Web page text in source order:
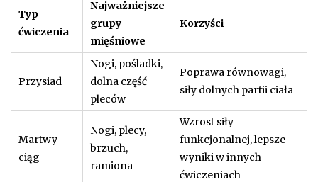
Typ
ćwiczenia
Najważniejsze
grupy
mięśniowe
Korzyści
Przysiad
Nogi, pośladki,
dolna część
pleców
Poprawa równowagi,
siły dolnych partii ciała
Martwy
ciąg
Nogi, plecy,
brzuch,
ramiona
Wzrost siły
funkcjonalnej, lepsze
wyniki w innych
ćwiczeniach